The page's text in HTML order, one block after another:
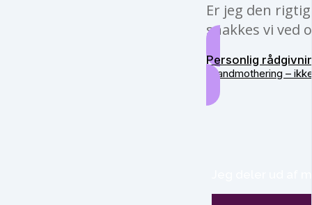
Er jeg den
snakkes vi ved
Personlig
Grandmothering –